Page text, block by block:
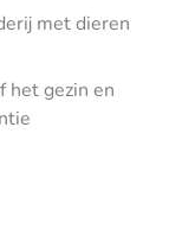
met dieren
het gezin en